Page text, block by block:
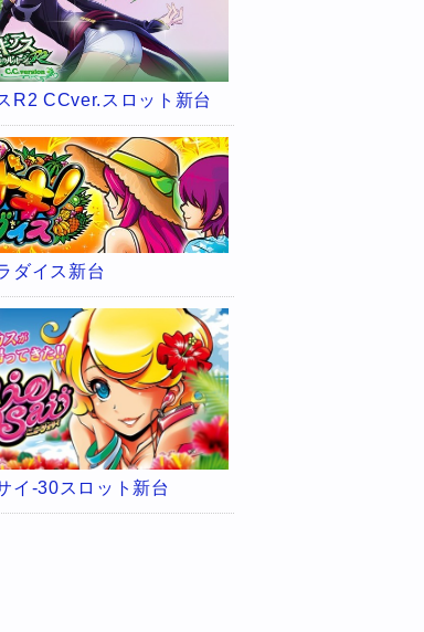
R2 CCver.スロット新台
ダイス新台
イ-30スロット新台